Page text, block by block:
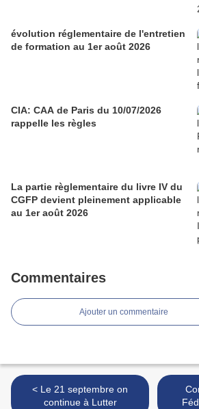
évolution réglementaire de l'entretien
de formation au 1er août 2026
CIA: CAA de Paris du 10/07/2026
rappelle les règles
La partie règlementaire du livre IV du
CGFP devient pleinement applicable
au 1er août 2026
Commentaires
Ajouter un commentaire
< Le 21 septembre on
continue à Lutter